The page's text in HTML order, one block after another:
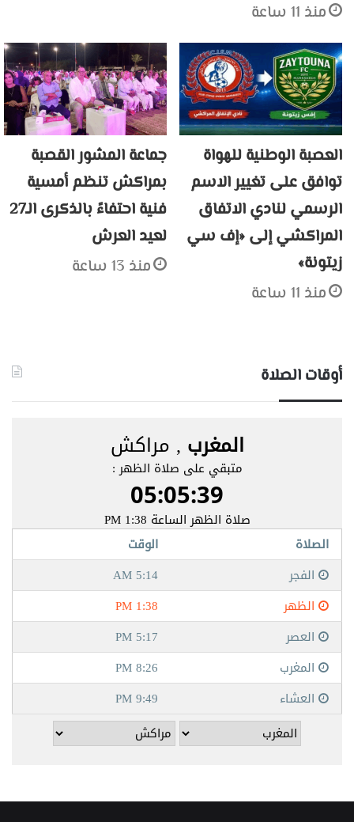
منذ 11 ساعة
العصبة الوطنية للهواة
توافق على تغيير الاسم
الرسمي لنادي الاتفاق
المراكشي إلى «إف سي
زيتونة»
منذ 11 ساعة
جماعة المشور القصبة
بمراكش تنظم أمسية
فنية احتفاءً بالذكرى الـ27
لعيد العرش
منذ 13 ساعة
أوقات الصلاة